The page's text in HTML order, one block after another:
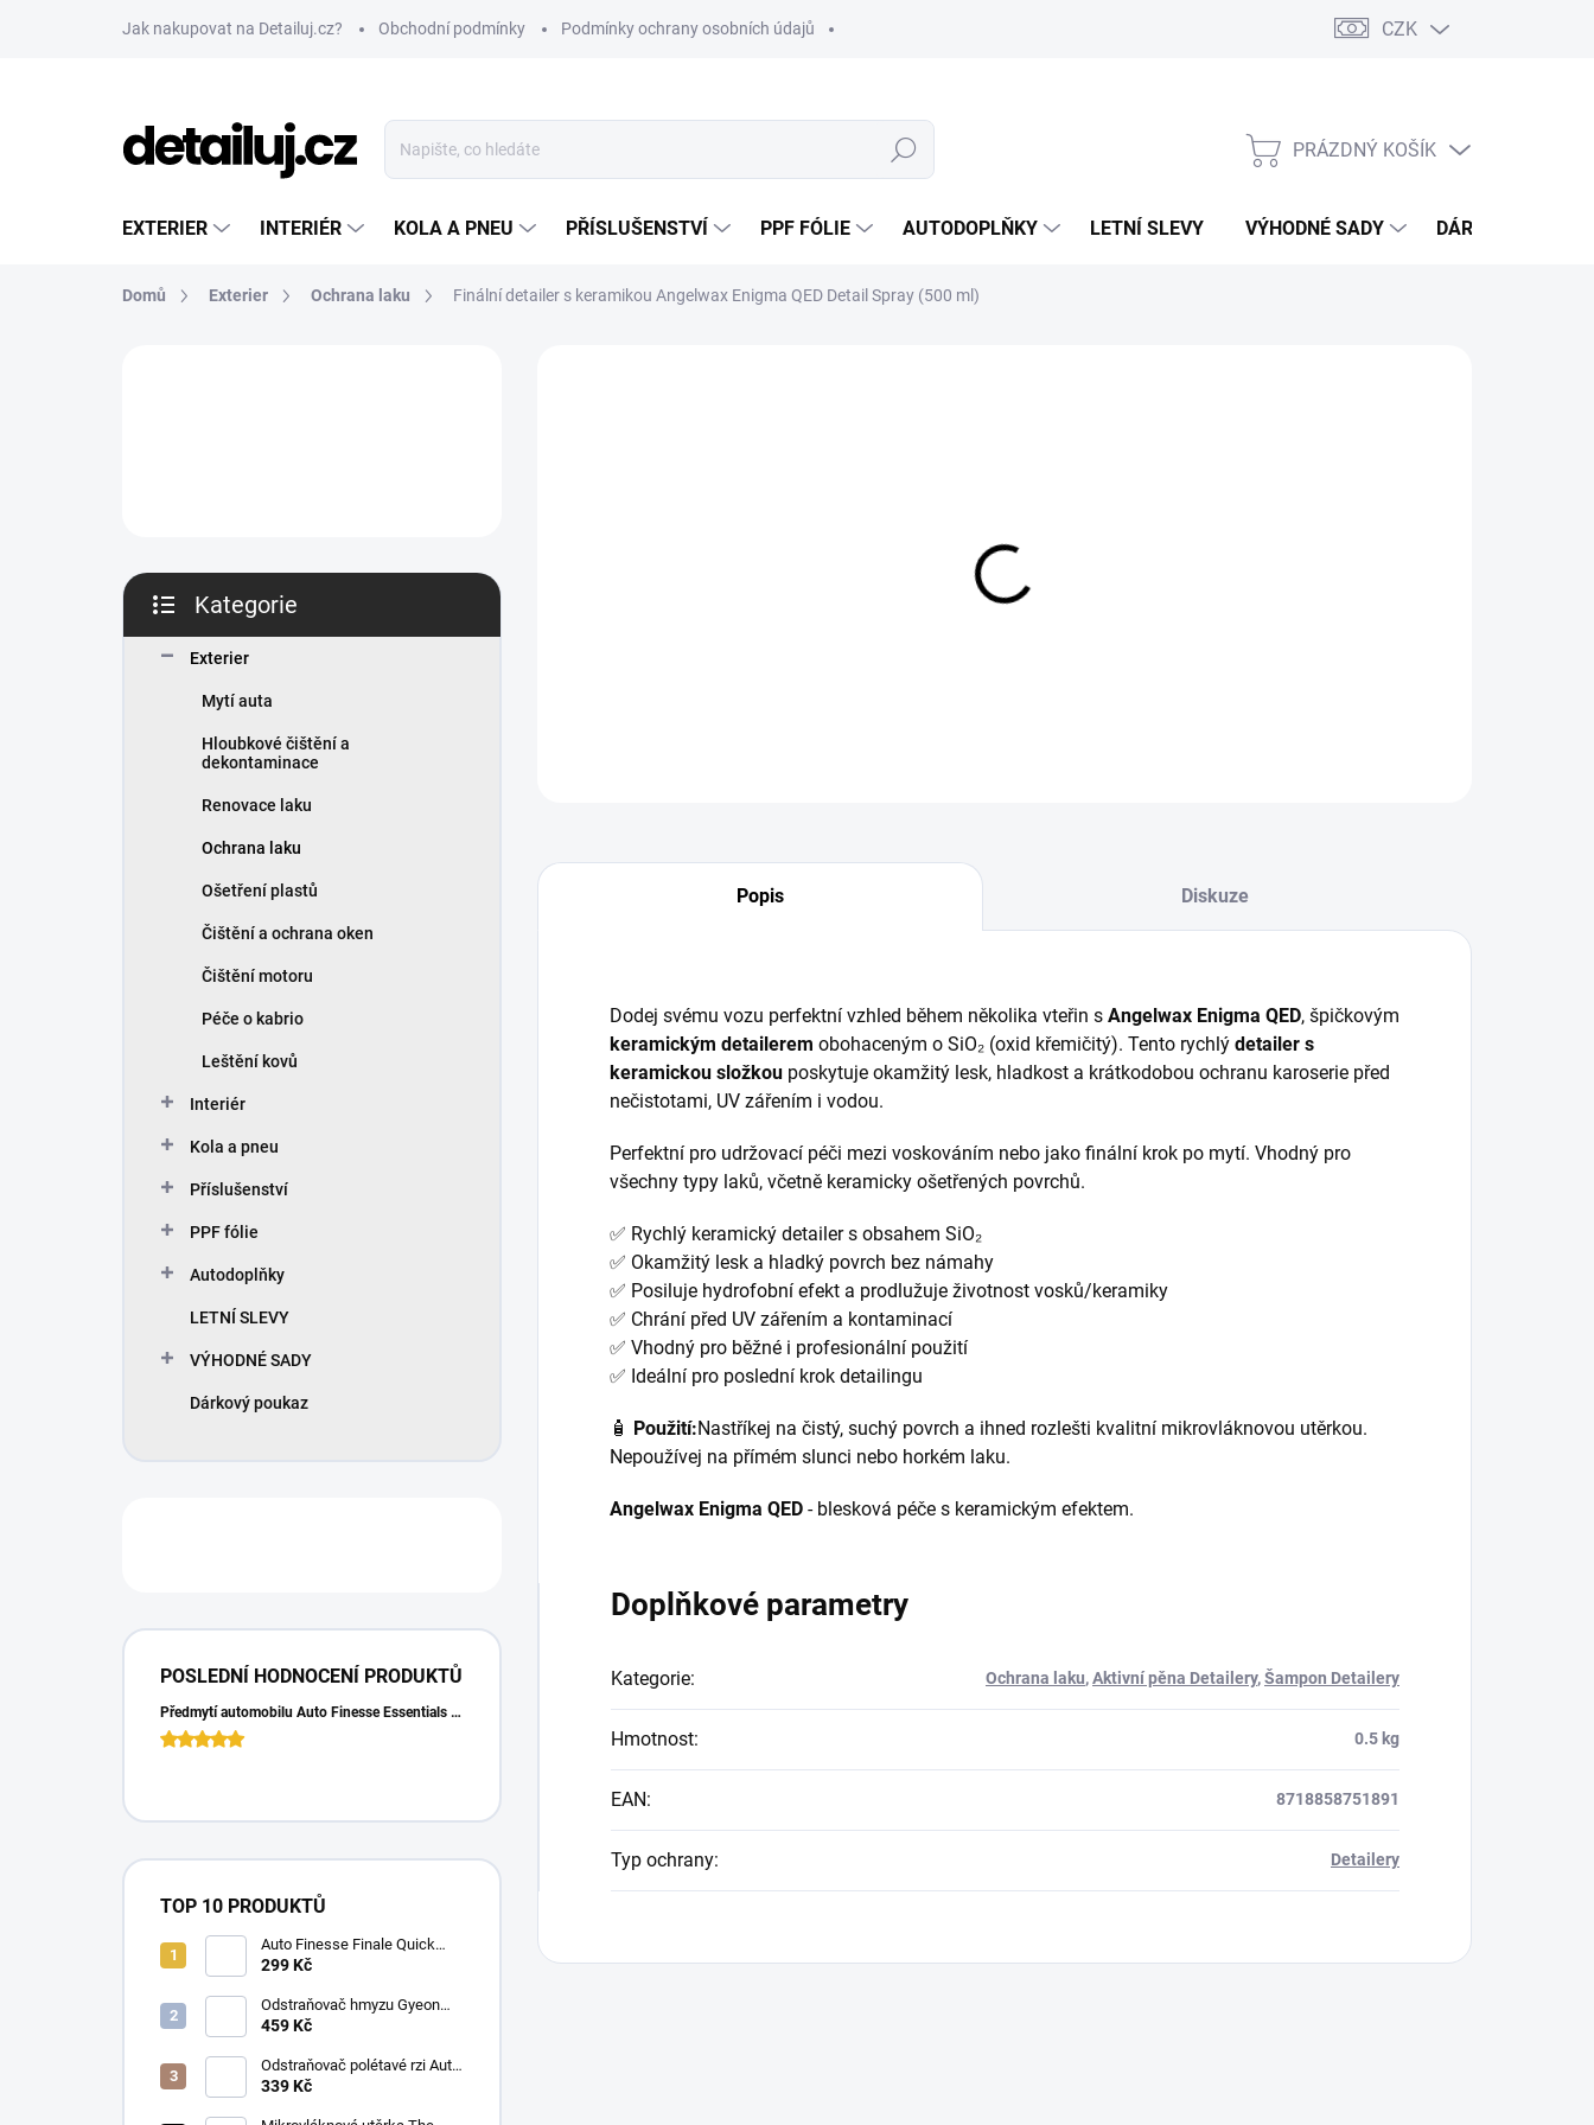
Jak nakupovat na Detailuj.cz? Obchodní podmínky Podmínky ochrany osobních údajů CZK
Hledat
NÁKUPNÍ
PRÁZDNÝ KOŠÍK
EXTERIER INTERIÉR KOLA A PNEU PŘÍSLUŠENSTVÍ PPF FÓLIE AUTODOPLŇKY LETNÍ SLEVY VÝHODNÉ SADY DÁRKOVÝ
Domů Exterier Ochrana laku Finální detailer s keramikou Angelwax Enigma QED Detail Spray (500 ml)
p
n
kategorie
Kategorie
Exterier
Mytí auta
Hloubkové čištění a
dekontaminace
Renovace laku
Ochrana laku
Ošetření plastů
Čištění a ochrana oken
Čištění motoru
Péče o kabrio
Leštění kovů
Interiér
Kola a pneu
Příslušenství
PPF fólie
Autodoplňky
LETNÍ SLEVY
VÝHODNÉ SADY
Dárkový poukaz
POSLEDNÍ HODNOCENÍ PRODUKTŮ
Předmytí automobilu Auto Finesse Essentials Pre-Wash (500 ml)
TOP 10 PRODUKTŮ
Auto Finesse Finale Quick
Detailer (500 ml)
299 Kč
Odstraňovač hmyzu Gyeon
Q2M Bug&Grime (1 L)
459 Kč
Odstraňovač polétavé rzi Auto
Finesse Iron Out
339 Kč
Popis Diskuze
Dodej svému vozu perfektní vzhled během několika vteřin s Angelwax Enigma QED, špičkovým
keramickým detailerem obohaceným o SiO₂ (oxid křemičitý). Tento rychlý detailer s
keramickou složkou poskytuje okamžitý lesk, hladkost a krátkodobou ochranu karoserie před
nečistotami, UV zářením i vodou.
Perfektní pro udržovací péči mezi voskováním nebo jako finální krok po mytí. Vhodný pro
všechny typy laků, včetně keramicky ošetřených povrchů.
✅ Rychlý keramický detailer s obsahem SiO₂
✅ Okamžitý lesk a hladký povrch bez námahy
✅ Posiluje hydrofobní efekt a prodlužuje životnost vosků/keramiky
✅ Chrání před UV zářením a kontaminací
✅ Vhodný pro běžné i profesionální použití
✅ Ideální pro poslední krok detailingu
🧴 Použití:Nastříkej na čistý, suchý povrch a ihned rozlešti kvalitní mikrovláknovou utěrkou.
Nepoužívej na přímém slunci nebo horkém laku.
Angelwax Enigma QED - blesková péče s keramickým efektem.
Doplňkové parametry
Kategorie: Ochrana laku,Aktivní pěna Detailery,Šampon Detailery
Hmotnost: 0.5 kg
EAN: 8718858751891
Typ ochrany: Detailery